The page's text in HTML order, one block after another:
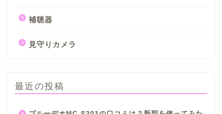
補聴器
見守りカメラ
最近の投稿